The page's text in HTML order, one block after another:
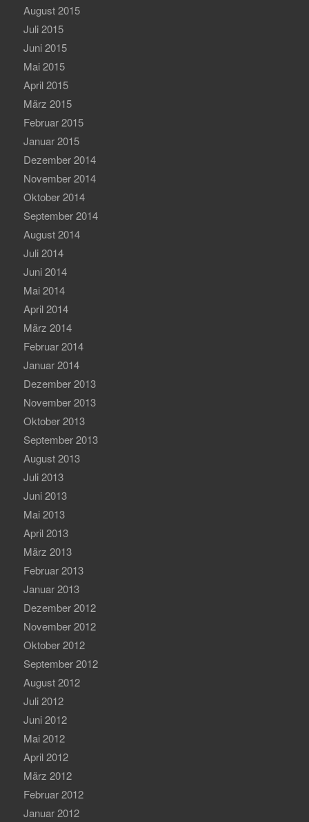
August 2015
Juli 2015
Juni 2015
Mai 2015
April 2015
März 2015
Februar 2015
Januar 2015
Dezember 2014
November 2014
Oktober 2014
September 2014
August 2014
Juli 2014
Juni 2014
Mai 2014
April 2014
März 2014
Februar 2014
Januar 2014
Dezember 2013
November 2013
Oktober 2013
September 2013
August 2013
Juli 2013
Juni 2013
Mai 2013
April 2013
März 2013
Februar 2013
Januar 2013
Dezember 2012
November 2012
Oktober 2012
September 2012
August 2012
Juli 2012
Juni 2012
Mai 2012
April 2012
März 2012
Februar 2012
Januar 2012